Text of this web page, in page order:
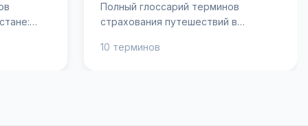
Полный глоссарий терминов
страхования путешествий в
страхование от несчастных
10 терминов